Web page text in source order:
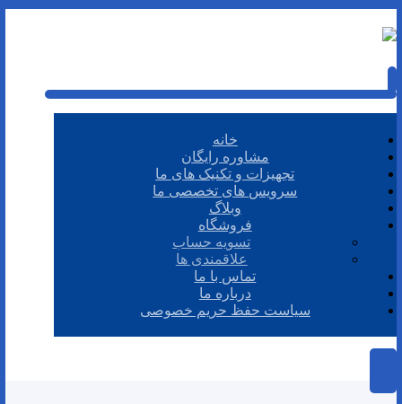
خانه
مشاوره رایگان
تجهیزات و تکنیک های ما
سرویس های تخصصی ما
وبلاگ
فروشگاه
تسویه حساب
علاقمندی ها
تماس با ما
درباره ما
سیاست حفظ حریم خصوصی